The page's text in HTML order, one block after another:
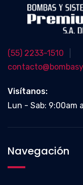
(55) 2233-1510
Visítanos:
Lun - Sab: 9:00am
Navegación